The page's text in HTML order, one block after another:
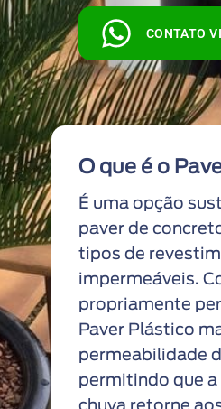
CONTATO
O que é o
É uma opção
paver de
tipos de
impermeáveis.
propriamente
Paver Plástico
permeabilidade
permitindo que a